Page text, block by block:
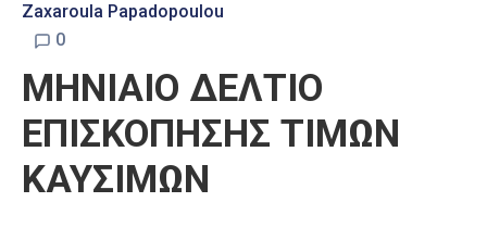
Ψηφιακές
Υπηρεσίες
Επικοινωνία
Zaxaroula Papadopoulou
0
MHNIAIO ΔΕΛΤΙΟ
ΕΠΙΣΚΟΠΗΣΗΣ ΤΙΜΩΝ
ΚΑΥΣΙΜΩΝ